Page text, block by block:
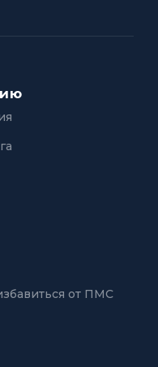
от ПМС